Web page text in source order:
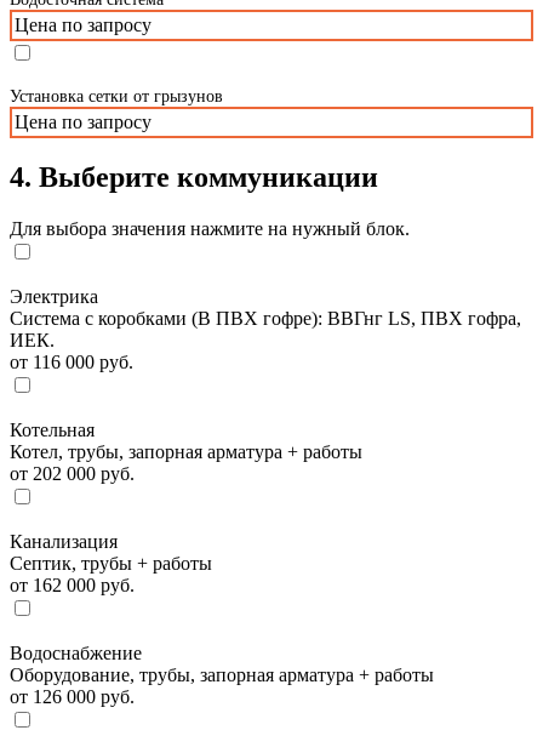
Цена по запросу
Установка сетки от грызунов
Цена по запросу
4. Выберите коммуникации
Для выбора значения нажмите на нужный блок.
Электрика
Система с коробками (В ПВХ гофре): ВВГнг LS, ПВХ гофра,
ИЕК.
от 116 000 руб.
Котельная
Котел, трубы, запорная арматура + работы
от 202 000 руб.
Канализация
Септик, трубы + работы
от 162 000 руб.
Водоснабжение
Оборудование, трубы, запорная арматура + работы
от 126 000 руб.